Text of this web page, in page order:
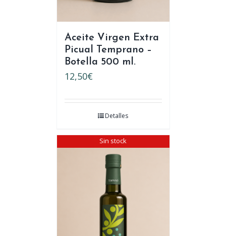
Aceite Virgen Extra
Picual Temprano –
Botella 500 ml.
12,50€
Detalles
Sin stock